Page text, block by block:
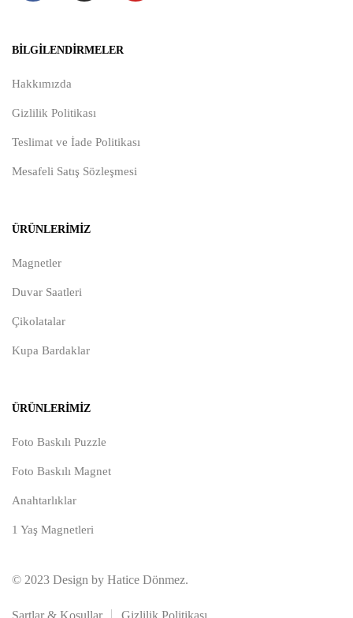
BILGILENDIRMELER
Hakkımızda
Gizlilik Politikası
Teslimat ve İade Politikası
Mesafeli Satış Sözleşmesi
ÜRÜNLERIMIZ
Magnetler
Duvar Saatleri
Çikolatalar
Kupa Bardaklar
ÜRÜNLERIMIZ
Foto Baskılı Puzzle
Foto Baskılı Magnet
Anahtarlıklar
1 Yaş Magnetleri
© 2023 Design by Hatice Dönmez.
Şartlar & Koşullar Gizlilik Politikası